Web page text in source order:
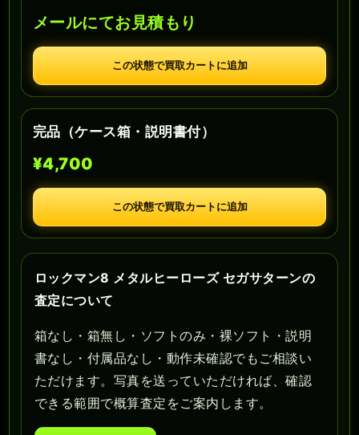
メールにてお見積もり
この状態で買取カートに追加
完品（ケース箱・説明書付）
¥4,700
この状態で買取カートに追加
ロックマン8 メタルヒーローズ セガサターンの
査定について
箱なし・箱無し・ソフトのみ・裸ソフト・説明
書なし・付属品なし・動作未確認でもご相談い
ただけます。写真を送っていただければ、確認
できる範囲で概算査定をご案内します。